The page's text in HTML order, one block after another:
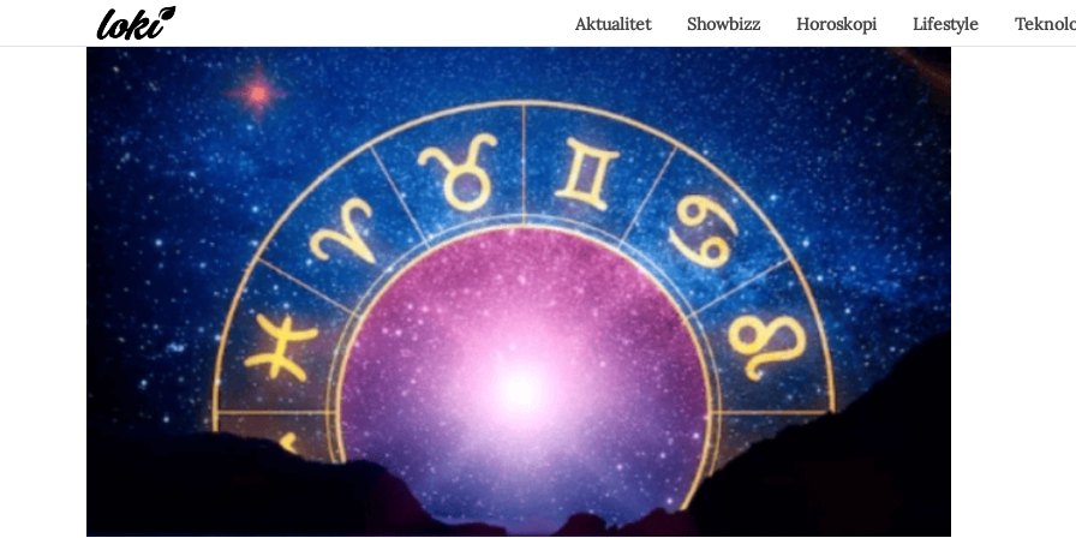
Aktualitet Showbizz Horoskopi Lifestyle